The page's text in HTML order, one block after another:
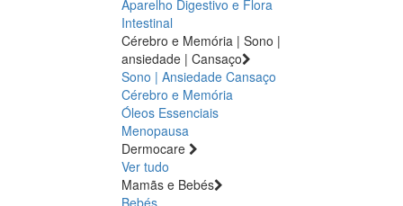
Aparelho Digestivo e Flora
Intestinal
Cérebro e Memória | Sono |
ansiedade | Cansaço
Sono | Ansiedade Cansaço
Cérebro e Memória
Óleos Essenciais
Menopausa
Dermocare
Ver tudo
Mamãs e Bebés
Bebés